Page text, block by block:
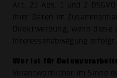
Art. 21 Abs. 1 und 2
Ihrer Daten im
Direktwerbung, wenn diese
Interessenabwägung erfolgt.
Wer ist für
Verantwortlicher im Sinne